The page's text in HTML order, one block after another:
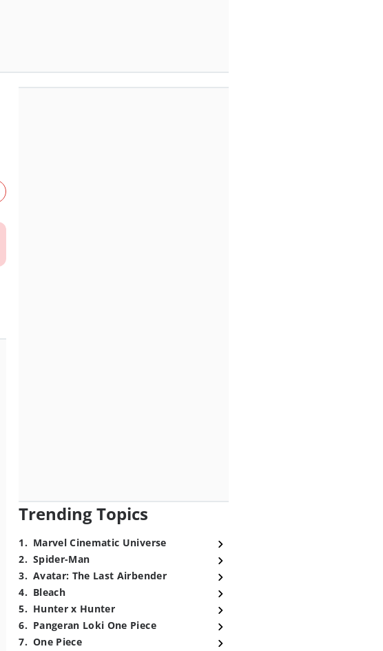
Trending Topics
1. Marvel Cinematic Universe
2. Spider-Man
3. Avatar: The Last Airbender
4. Bleach
5. Hunter x Hunter
6. Pangeran Loki One Piece
7. One Piece